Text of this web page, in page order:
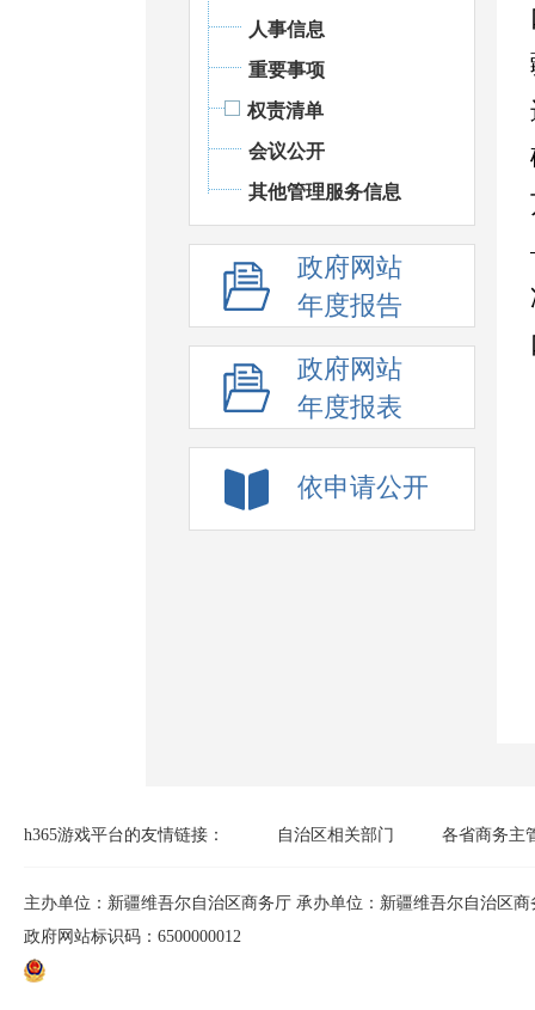
人事信息
重要事项
权责清单
会议公开
其他管理服务信息
政府网站
年度报告
政府网站
年度报表
依申请公开
h365游戏平台的友情链接： 自治区相关部门 各省商务主
h365官方网站-
主办单位：新疆维吾尔自治区商务厅 承办单位：新疆维吾尔自治区商
政府网站标识码：6500000012